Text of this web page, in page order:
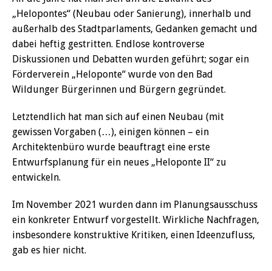
„Helopontes“ (Neubau oder Sanierung), innerhalb und
außerhalb des Stadtparlaments, Gedanken gemacht und
dabei heftig gestritten. Endlose kontroverse
Diskussionen und Debatten wurden geführt; sogar ein
Förderverein „Heloponte“ wurde von den Bad
Wildunger Bürgerinnen und Bürgern gegründet.
Letztendlich hat man sich auf einen Neubau (mit
gewissen Vorgaben (…), einigen können – ein
Architektenbüro wurde beauftragt eine erste
Entwurfsplanung für ein neues „Heloponte II“ zu
entwickeln.
Im November 2021 wurden dann im Planungsausschuss
ein konkreter Entwurf vorgestellt. Wirkliche Nachfragen,
insbesondere konstruktive Kritiken, einen Ideenzufluss,
gab es hier nicht.